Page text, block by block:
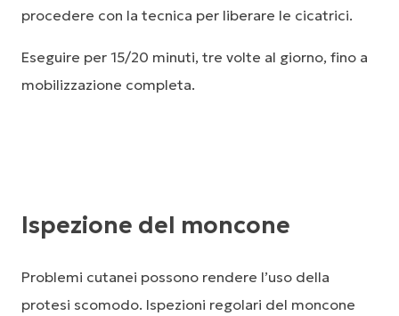
procedere con la tecnica per liberare le cicatrici.
Eseguire per 15/20 minuti, tre volte al giorno, fino a
mobilizzazione completa.
Ispezione del moncone
Problemi cutanei possono rendere l’uso della
protesi scomodo. Ispezioni regolari del moncone